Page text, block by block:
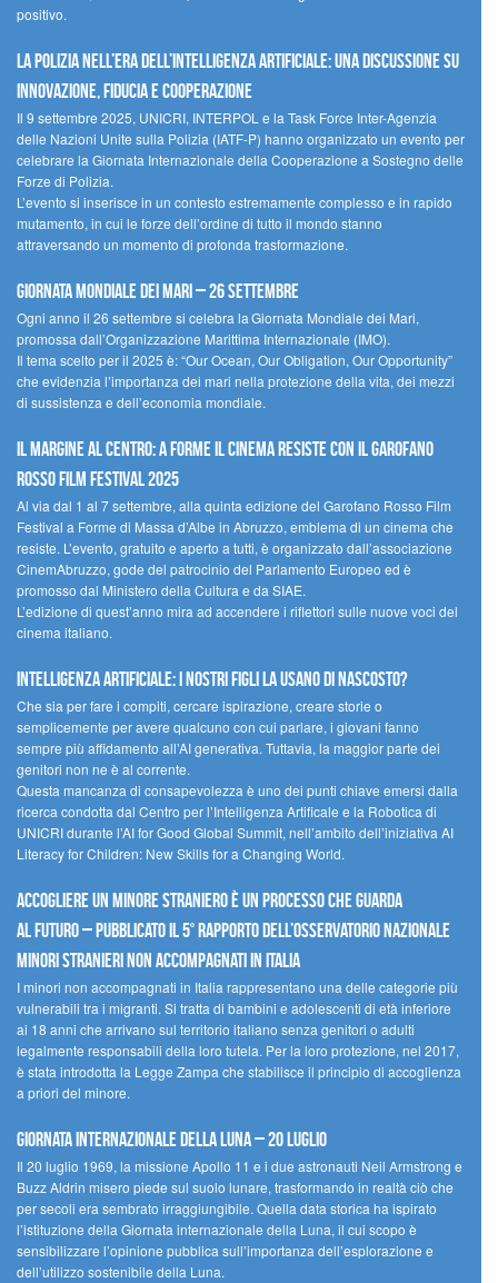
positivo.
La polizia nell’era dell’Intelligenza Artificiale: una discussione su
innovazione, fiducia e cooperazione
Il 9 settembre 2025, UNICRI, INTERPOL e la Task Force Inter-Agenzia
delle Nazioni Unite sulla Polizia (IATF-P) hanno organizzato un evento per
celebrare la Giornata Internazionale della Cooperazione a Sostegno delle
Forze di Polizia.
L’evento si inserisce in un contesto estremamente complesso e in rapido
mutamento, in cui le forze dell’ordine di tutto il mondo stanno
attraversando un momento di profonda trasformazione.
Giornata Mondiale dei Mari – 26 settembre
Ogni anno il 26 settembre si celebra la Giornata Mondiale dei Mari,
promossa dall’Organizzazione Marittima Internazionale (IMO).
Il tema scelto per il 2025 è: “Our Ocean, Our Obligation, Our Opportunity”
che evidenzia l’importanza dei mari nella protezione della vita, dei mezzi
di sussistenza e dell’economia mondiale.
Il margine al centro: a Forme il cinema resiste con il Garofano
Rosso Film Festival 2025
Al via dal 1 al 7 settembre, alla quinta edizione del Garofano Rosso Film
Festival a Forme di Massa d’Albe in Abruzzo, emblema di un cinema che
resiste. L’evento, gratuito e aperto a tutti, è organizzato dall’associazione
CinemAbruzzo, gode del patrocinio del Parlamento Europeo ed è
promosso dal Ministero della Cultura e da SIAE.
L’edizione di quest’anno mira ad accendere i riflettori sulle nuove voci del
cinema italiano.
Intelligenza artificiale: i nostri figli la usano di nascosto?
Che sia per fare i compiti, cercare ispirazione, creare storie o
semplicemente per avere qualcuno con cui parlare, i giovani fanno
sempre più affidamento all’AI generativa. Tuttavia, la maggior parte dei
genitori non ne è al corrente.
Questa mancanza di consapevolezza è uno dei punti chiave emersi dalla
ricerca condotta dal Centro per l’Intelligenza Artificale e la Robotica di
UNICRI durante l’AI for Good Global Summit, nell’ambito dell’iniziativa AI
Literacy for Children: New Skills for a Changing World.
Accogliere un minore straniero è un processo che guarda
al futuro – Pubblicato il 5° rapporto dell’Osservatorio Nazionale
Minori Stranieri Non Accompagnati in Italia
I minori non accompagnati in Italia rappresentano una delle categorie più
vulnerabili tra i migranti. Si tratta di bambini e adolescenti di età inferiore
ai 18 anni che arrivano sul territorio italiano senza genitori o adulti
legalmente responsabili della loro tutela. Per la loro protezione, nel 2017,
è stata introdotta la Legge Zampa che stabilisce il principio di accoglienza
a priori del minore.
Giornata Internazionale della Luna – 20 luglio
Il 20 luglio 1969, la missione Apollo 11 e i due astronauti Neil Armstrong e
Buzz Aldrin misero piede sul suolo lunare, trasformando in realtà ciò che
per secoli era sembrato irraggiungibile. Quella data storica ha ispirato
l’istituzione della Giornata internazionale della Luna, il cui scopo è
sensibilizzare l’opinione pubblica sull’importanza dell’esplorazione e
dell’utilizzo sostenibile della Luna.